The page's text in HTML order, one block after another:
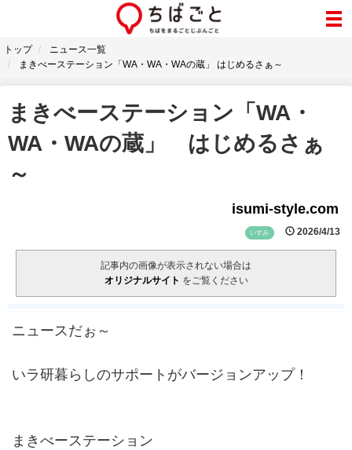
トップ
ニュース一覧
まきべーステーション「WA・WA・WAの蔵」 はじめるさぁ～
まきべーステーション「WA・
WA・WAの蔵」 はじめるさぁ
～
isumi-style.com
いすみ 2026/4/13
記事内の画像が表示されない場合は
オリジナルサイト をご覧ください
ニュースだぉ～
いラ研暮らしのサポートがバージョンアップ！
まきべーステーション